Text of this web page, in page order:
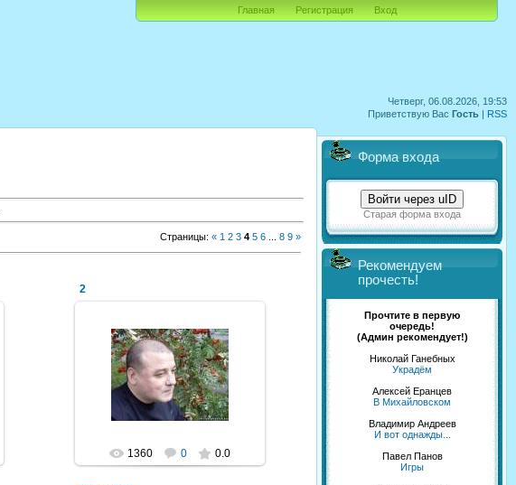
Четверг, 06.08.2026, 19:53
Приветствую Вас Гость | RSS
Главная Регистрация Вход
Страницы: « 1 2 3 4 5 6 8 9 »
2
06.08.2012
NeXaker
1360 0 0.0
Форма входа
Войти через uID
Старая форма входа
Рекомендуем
прочесть!
Прочтите в первую
очередь!
(Админ рекомендует!)
Николай Ганебных
Украдём
Алексей Еранцев
В Михайловском
Владимир Андреев
И вот однажды...
Павел Панов
Игры